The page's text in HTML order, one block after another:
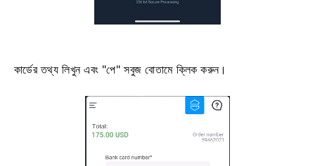
কার্ডের তথ্য লিখুন এবং "পে" সবুজ বোতামে ক্লিক করুন।